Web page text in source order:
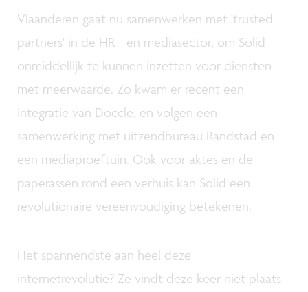
Vlaanderen gaat nu samenwerken met 'trusted
partners' in de HR - en mediasector, om Solid
onmiddellijk te kunnen inzetten voor diensten
met meerwaarde. Zo kwam er recent een
integratie van Doccle, en volgen een
samenwerking met uitzendbureau Randstad en
een mediaproeftuin. Ook voor aktes en de
paperassen rond een verhuis kan Solid een
revolutionaire vereenvoudiging betekenen.
Het spannendste aan heel deze
internetrevolutie? Ze vindt deze keer niet plaats